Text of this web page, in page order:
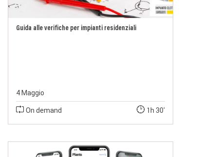
Guida alle verifiche per impianti residenziali
4 Maggio
On demand
1h 30'